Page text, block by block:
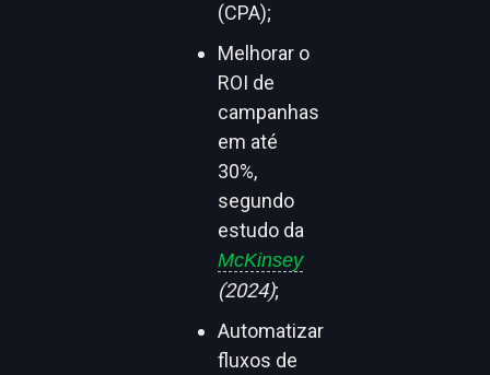
(CPA);
Melhorar o
ROI de
campanhas
em até
30%,
segundo
estudo da
McKinsey
(2024);
Automatizar
fluxos de